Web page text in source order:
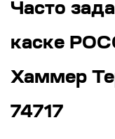
Часто
каске
Хаммер
74717